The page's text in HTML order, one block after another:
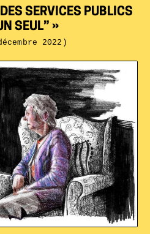
SERVICES PUBLICS
SEUL” »
2022)